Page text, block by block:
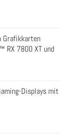
Grafikkarten
RX 7800 XT und
Displays mit